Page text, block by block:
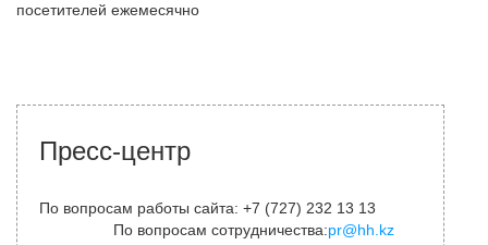
посетителей ежемесячно
Пресс-центр
По вопросам работы сайта: +7 (727) 232 13 13
По вопросам сотрудничества:pr@hh.kz